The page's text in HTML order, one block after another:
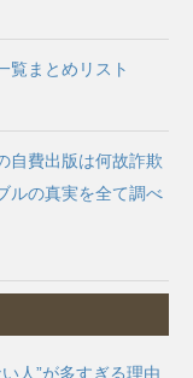
覧まとめリスト
自費出版は何故詐欺
ルの真実を全て調べ
人”が多すぎる理由